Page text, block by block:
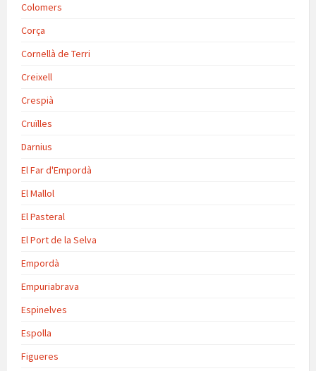
Colomers
Corça
Cornellà de Terri
Creixell
Crespià
Cruïlles
Darnius
El Far d'Empordà
El Mallol
El Pasteral
El Port de la Selva
Empordà
Empuriabrava
Espinelves
Espolla
Figueres